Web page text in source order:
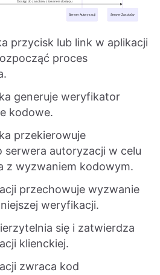
przycisk lub link w aplikacji
proces
generuje weryfikator
kodowe.
przekierowuje
serwera autoryzacji w celu
z wyzwaniem kodowym.
przechowuje wyzwanie
weryfikacji.
się i zatwierdza
klienckiej.
zwraca kod